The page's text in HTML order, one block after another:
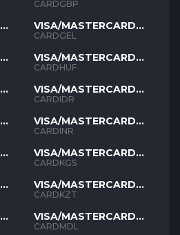
GBP
CARDGBP
VISA/MASTERCARD
GEL
CARDGEL
VISA/MASTERCARD
HUF
CARDHUF
VISA/MASTERCARD
IDR
CARDIDR
VISA/MASTERCARD
INR
CARDINR
VISA/MASTERCARD
KGS
CARDKGS
VISA/MASTERCARD
KZT
CARDKZT
VISA/MASTERCARD
MDL
CARDMDL